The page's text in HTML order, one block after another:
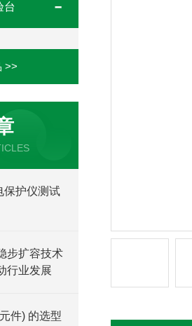
台
>>
保护仪测试
步扩容技术
行业发展
件) 的选型